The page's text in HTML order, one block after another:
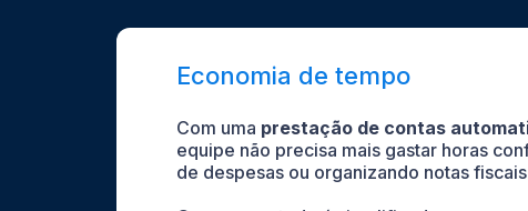
Economia de tempo
Com uma prestação de contas
equipe não precisa mais gastar horas
de despesas ou organizando notas